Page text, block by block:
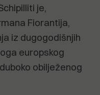
je,
Fiorantija,
iz dugogodišnjih
europskog
obilježenog